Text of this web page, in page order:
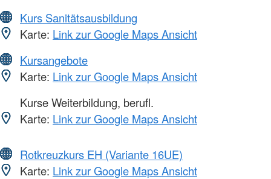
Kurs Sanitätsausbildung
Karte: Link zur Google Maps Ansicht
Kursangebote
Karte: Link zur Google Maps Ansicht
Kurse Weiterbildung, berufl.
Karte: Link zur Google Maps Ansicht
Rotkreuzkurs EH (Variante 16UE)
Karte: Link zur Google Maps Ansicht